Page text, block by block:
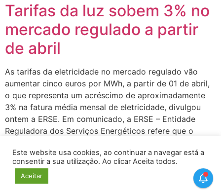
Tarifas da luz sobem 3% no
mercado regulado a partir
de abril
As tarifas da eletricidade no mercado regulado vão
aumentar cinco euros por MWh, a partir de 01 de abril,
o que representa um acréscimo de aproximadamente
3% na fatura média mensal de eletricidade, divulgou
ontem a ERSE. Em comunicado, a ERSE – Entidade
Reguladora dos Serviços Energéticos refere que o
Mais antigos
Este website usa cookies, ao continuar a navegar está a
consentir a sua utilização. Ao clicar Aceita todos.
Aceitar